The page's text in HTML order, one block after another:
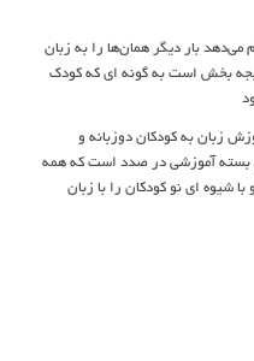
می‌دهد بار دیگر همان‌ها را به زبان
بخش است به گونه ای که کودک
زبان به کودکان دوزبانه و
بسته آموزشی در صدد است که همه
شیوه ای نو کودکان را با زبان